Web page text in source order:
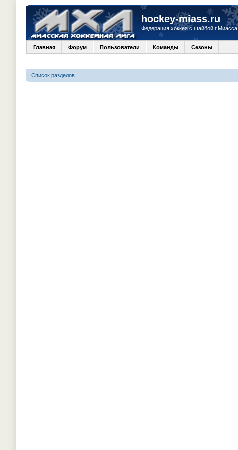
hockey-miass.ru
Федерация хоккея с шайбой г.Миасса
Главная Форум Пользователи Команды Сезоны
Список разделов